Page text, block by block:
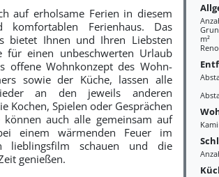
m²
auf erholsame Ferien in diesem
komfortablen Ferienhaus. Das
bietet Ihnen und Ihren Liebsten
für einen unbeschwerten Urlaub
offene Wohnkonzept des Wohn-
sowie der Küche, lassen alle
an den jeweils anderen
Kochen, Spielen oder Gesprächen
können auch alle gemeinsam auf
einem wärmenden Feuer im
lieblingsfilm schauen und die
genießen.